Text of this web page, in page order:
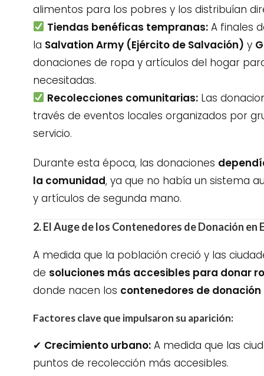
alimentos para los pobres y los distribuían
Tiendas benéficas tempranas: A finales
la Salvation Army (Ejército de Salvación) y
donaciones de ropa y artículos del hogar
necesitadas.
Recolecciones comunitarias: Las
través de eventos locales organizados por
servicio.
Durante esta época, las donaciones
la comunidad, ya que no había un sistema
y artículos de segunda mano.
2. El Auge de los Contenedores de Donación en
A medida que la población creció y las
de soluciones más accesibles para donar
donde nacen los contenedores de
Factores clave que impulsaron su aparición:
✔ Crecimiento urbano:A medida que las
puntos de recolección más accesibles.